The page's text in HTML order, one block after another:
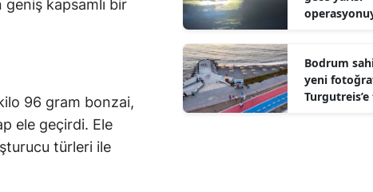
kapsamlı bir
96 gram bonzai,
ele geçirdi. Ele
türleri ile
Bodrum
yeni
Turgutreis’e